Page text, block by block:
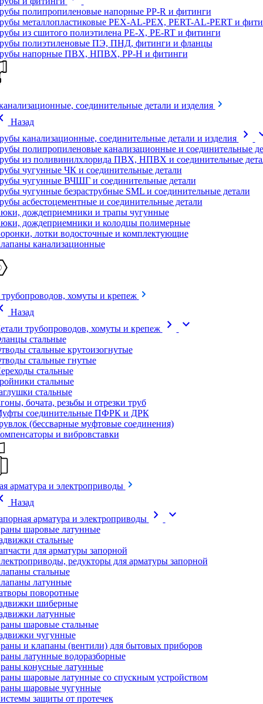
полипропиленовые напорные PP-R и фитинги
металлопластиковые PEX-AL-PEX, PERT-AL-PERT и
из сшитого полиэтилена PE-X, PE-RT и фитинги
полиэтиленовые ПЭ, ПНД, фитинги и фланцы
напорные ПВХ, НПВХ, PP-H и фитинги
соединительные детали и изделия
Назад
канализационные, соединительные детали и изделия
chevron_right
полипропиленовые канализационные и соединительные
из поливинилхлорида ПВХ, НПВХ и соединительные
чугунные ЧК и соединительные детали
чугунные ВЧШГ и соединительные детали
чугунные безраструбные SML и соединительные детали
асбестоцементные и соединительные детали
дождеприемники и трапы чугунные
дождеприемники и колодцы полимерные
лотки водосточные и комплектующие
канализационные
трубопроводов, хомуты и крепеж
Назад
трубопроводов, хомуты и крепеж
chevron_right expand_more
стальные
стальные крутоизогнутые
стальные гнутые
стальные
стальные
стальные
бочата, резьбы и отрезки труб
соединительные ПФРК и ДРК
(бессварные муфтовые соединения)
и вибровставки
арматура и электроприводы
Назад
арматура и электроприводы
chevron_right expand_more
шаровые латунные
стальные
для арматуры запорной
редукторы для арматуры запорной
стальные
латунные
поворотные
шиберные
латунные
шаровые стальные
чугунные
и клапаны (вентили) для бытовых приборов
латунные водоразборные
конусные латунные
шаровые латунные со спускным устройством
шаровые чугунные
защиты от протечек